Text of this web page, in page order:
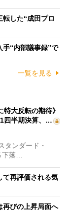
転した“成田プロ
手“内部議事録”で
一覧を見る
特大反転の期待》
四半期決算、…
ンダード・
落…
て再評価される気
再びの上昇局面へ